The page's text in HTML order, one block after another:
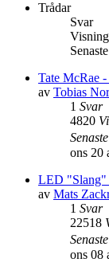
Trådar
Svar
Tate McRae
av Tobias
1 Svar
4820
ons 20
LED "Slang"
av Mats
1 Svar
22518
ons 08